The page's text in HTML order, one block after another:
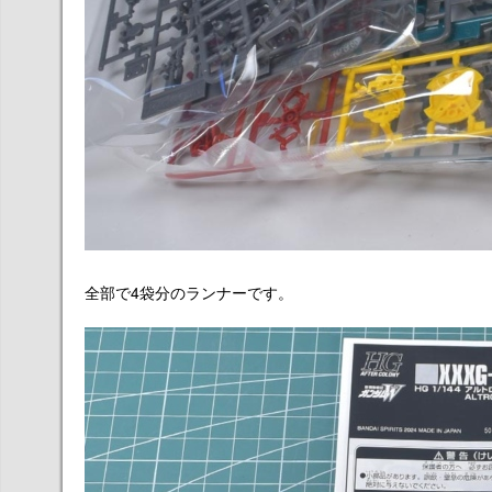
全部で4袋分のランナーです。